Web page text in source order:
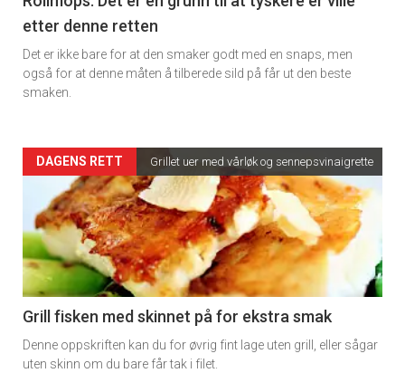
Dagens
rett
etter denne retten
Det er ikke bare for at den smaker godt med en snaps, men
også for at denne måten å tilberede sild på får ut den beste
smaken.
Artikler
detail
-
section
11
Ukens
DAGENS RETT Grillet uer med vårløk og sennepsvinaigrette
Grill fisken med skinnet på for ekstra smak
Denne oppskriften kan du for øvrig fint lage uten grill, eller sågar
uten skinn om du bare får tak i filet.